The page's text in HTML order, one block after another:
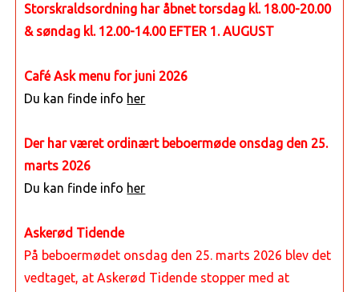
Storskraldsordning har åbnet torsdag kl. 18.00-20.00
& søndag kl. 12.00-14.00 EFTER 1. AUGUST
Café Ask menu for juni 2026
Du kan finde info her
Der har været ordinært beboermøde onsdag den 25.
marts 2026
Du kan finde info her
Askerød Tidende
På beboermødet onsdag den 25. marts 2026 blev det
vedtaget, at Askerød Tidende stopper med at